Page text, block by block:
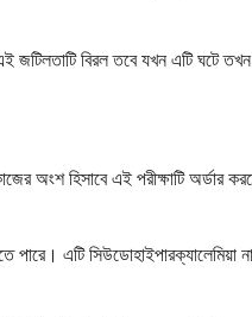
জটিলতাটি বিরল তবে যখন এটি
অংশ হিসাবে এই পরীক্ষাটি অর্ডার
পারে। এটি